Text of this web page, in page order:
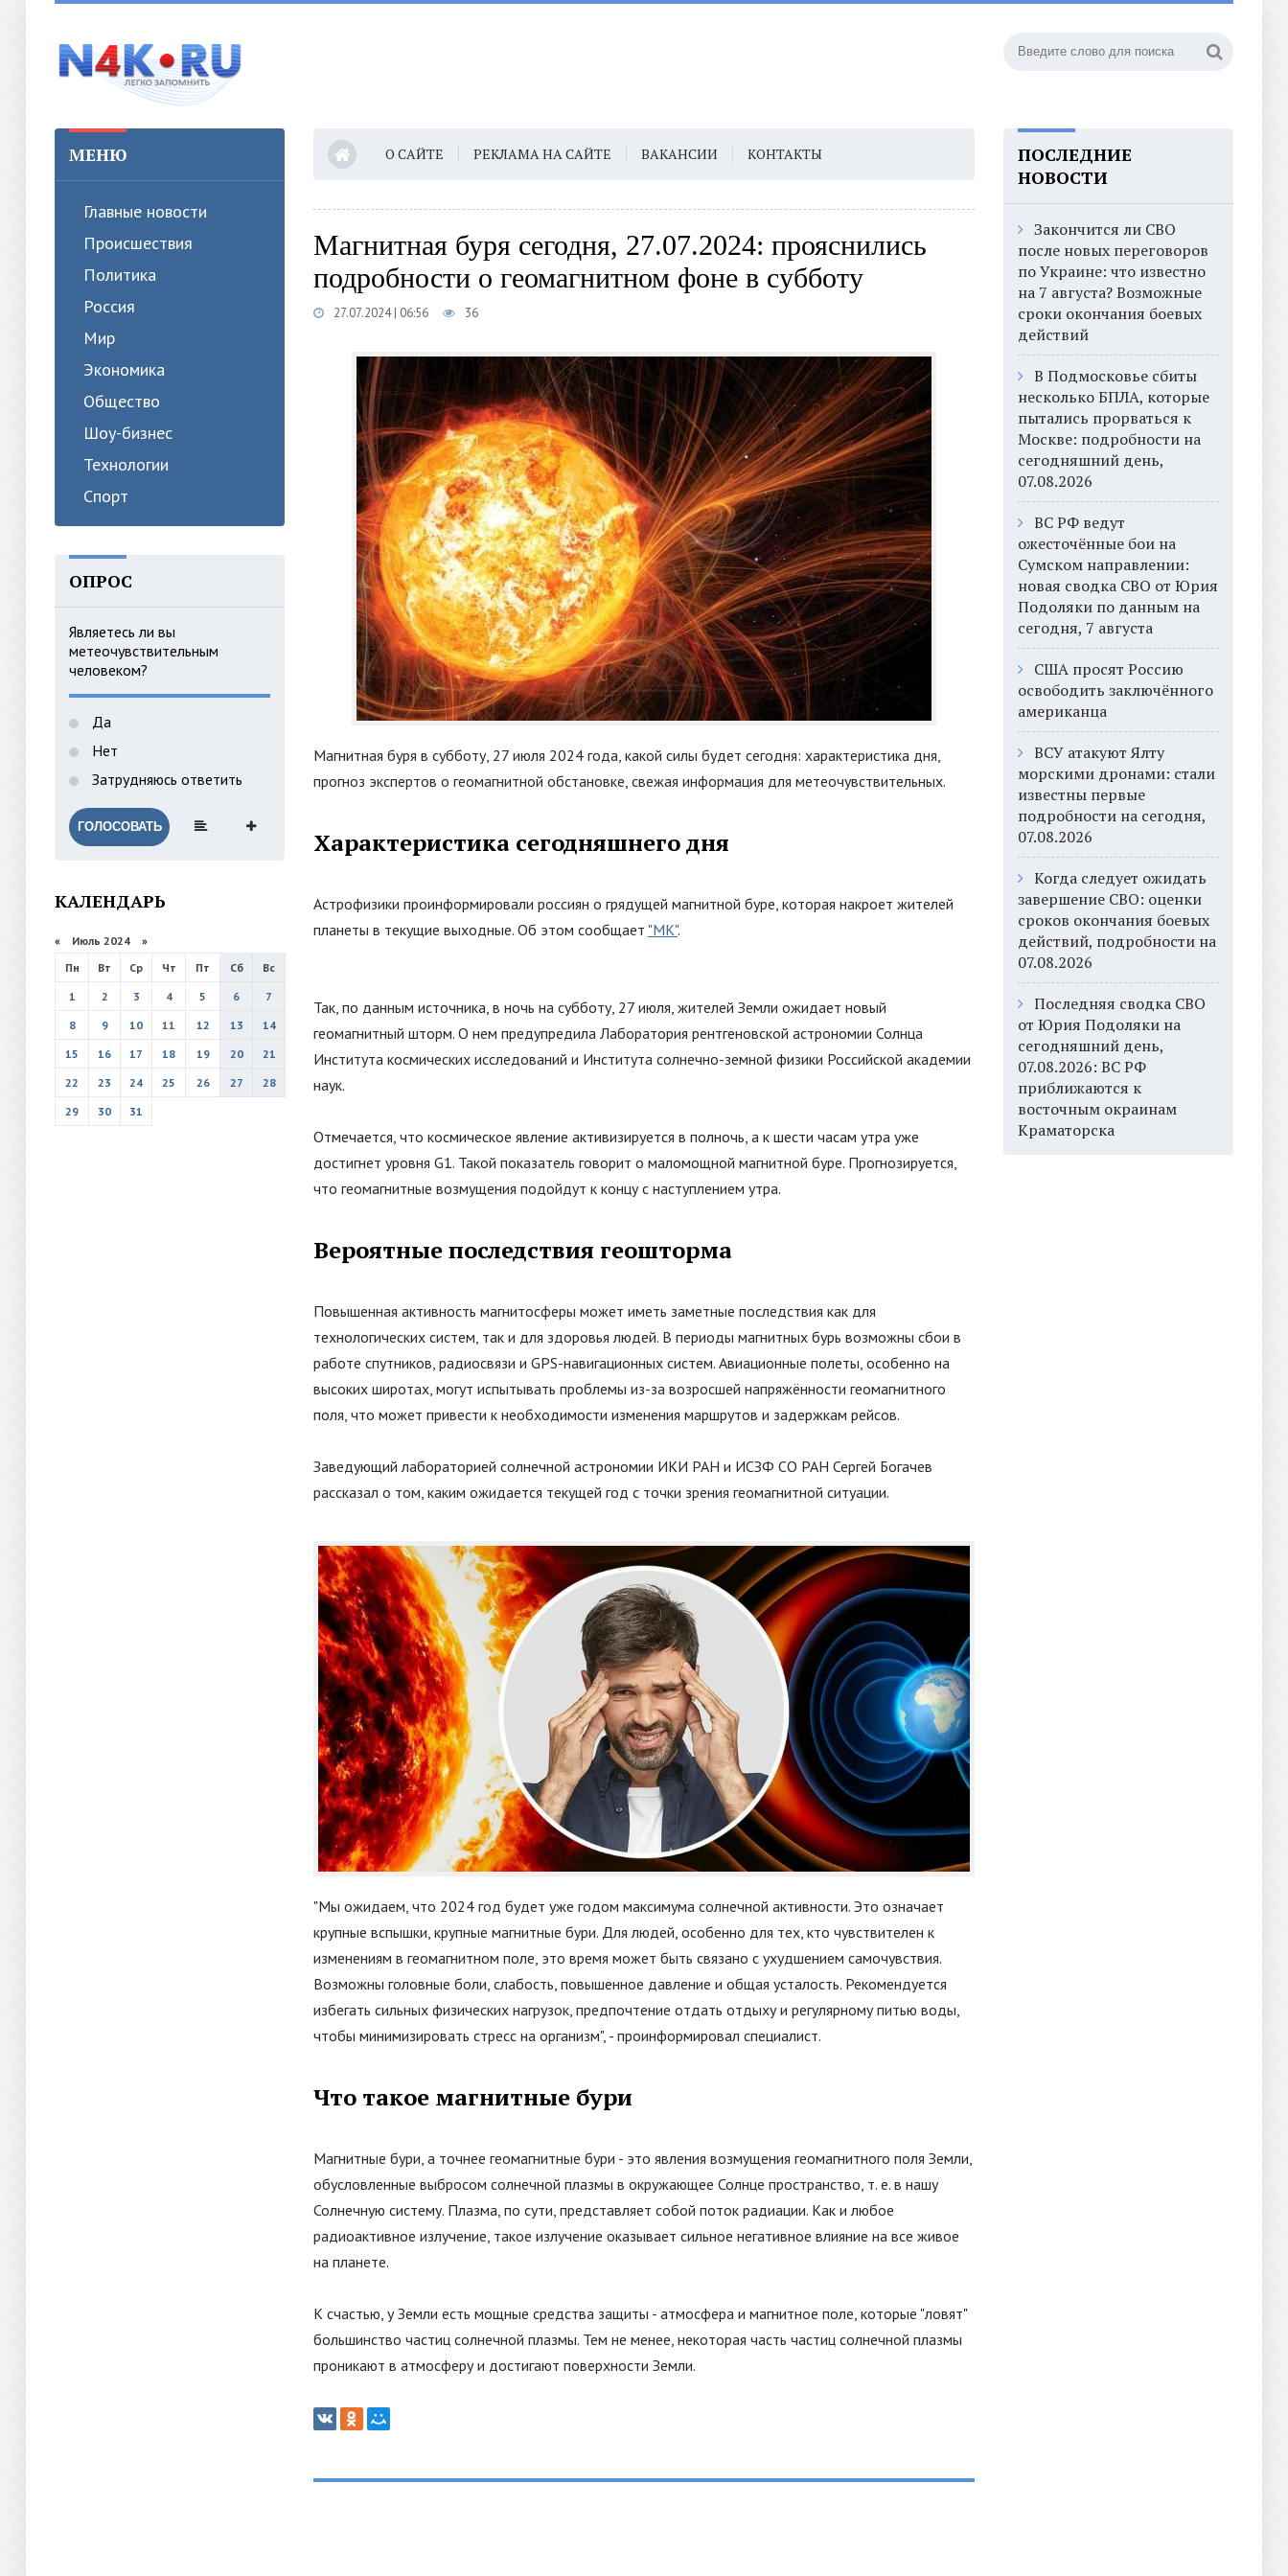
МЕНЮ
Главные новости
Происшествия
Политика
Россия
Мир
Экономика
Общество
Шоу-бизнес
Технологии
Спорт
ОПРОС
Являетесь ли вы
метеочувствительным
человеком?
Да
Нет
Затрудняюсь ответить
ГОЛОСОВАТЬ
КАЛЕНДАРЬ
« Июль 2024 »
Пн
Вт Ср Чт Пт Сб
Вс
1
2 3 4 5 6
7
8
9 10 11 12 13
14
15
16 17 18 19 20
21
22
23 24 25 26 27
28
29
30 31
О САЙТЕ РЕКЛАМА НА САЙТЕ ВАКАНСИИ КОНТАКТЫ
Магнитная буря сегодня, 27.07.2024: прояснились
подробности о геомагнитном фоне в субботу
27.07.2024 | 06:56 36
Магнитная буря в субботу, 27 июля 2024 года, какой силы будет сегодня: характеристика дня,
прогноз экспертов о геомагнитной обстановке, свежая информация для метеочувствительных.
Характеристика сегодняшнего дня
Астрофизики проинформировали россиян о грядущей магнитной буре, которая накроет жителей
планеты в текущие выходные. Об этом сообщает "МК".
Так, по данным источника, в ночь на субботу, 27 июля, жителей Земли ожидает новый
геомагнитный шторм. О нем предупредила Лаборатория рентгеновской астрономии Солнца
Института космических исследований и Института солнечно-земной физики Российской академии
наук.
Отмечается, что космическое явление активизируется в полночь, а к шести часам утра уже
достигнет уровня G1. Такой показатель говорит о маломощной магнитной буре. Прогнозируется,
что геомагнитные возмущения подойдут к концу с наступлением утра.
Вероятные последствия геошторма
Повышенная активность магнитосферы может иметь заметные последствия как для
технологических систем, так и для здоровья людей. В периоды магнитных бурь возможны сбои в
работе спутников, радиосвязи и GPS-навигационных систем. Авиационные полеты, особенно на
высоких широтах, могут испытывать проблемы из-за возросшей напряжённости геомагнитного
поля, что может привести к необходимости изменения маршрутов и задержкам рейсов.
Заведующий лабораторией солнечной астрономии ИКИ РАН и ИСЗФ СО РАН Сергей Богачев
рассказал о том, каким ожидается текущей год с точки зрения геомагнитной ситуации.
"Мы ожидаем, что 2024 год будет уже годом максимума солнечной активности. Это означает
крупные вспышки, крупные магнитные бури. Для людей, особенно для тех, кто чувствителен к
изменениям в геомагнитном поле, это время может быть связано с ухудшением самочувствия.
Возможны головные боли, слабость, повышенное давление и общая усталость. Рекомендуется
избегать сильных физических нагрузок, предпочтение отдать отдыху и регулярному питью воды,
чтобы минимизировать стресс на организм", - проинформировал специалист.
Что такое магнитные бури
Магнитные бури, а точнее геомагнитные бури - это явления возмущения геомагнитного поля Земли,
обусловленные выбросом солнечной плазмы в окружающее Солнце пространство, т. е. в нашу
Солнечную систему. Плазма, по сути, представляет собой поток радиации. Как и любое
радиоактивное излучение, такое излучение оказывает сильное негативное влияние на все живое
на планете.
К счастью, у Земли есть мощные средства защиты - атмосфера и магнитное поле, которые "ловят"
большинство частиц солнечной плазмы. Тем не менее, некоторая часть частиц солнечной плазмы
проникают в атмосферу и достигают поверхности Земли.
ПОСЛЕДНИЕ
НОВОСТИ
Закончится ли СВО
после новых переговоров
по Украине: что известно
на 7 августа? Возможные
сроки окончания боевых
действий
В Подмосковье сбиты
несколько БПЛА, которые
пытались прорваться к
Москве: подробности на
сегодняшний день,
07.08.2026
ВС РФ ведут
ожесточённые бои на
Сумском направлении:
новая сводка СВО от Юрия
Подоляки по данным на
сегодня, 7 августа
США просят Россию
освободить заключённого
американца
ВСУ атакуют Ялту
морскими дронами: стали
известны первые
подробности на сегодня,
07.08.2026
Когда следует ожидать
завершение СВО: оценки
сроков окончания боевых
действий, подробности на
07.08.2026
Последняя сводка СВО
от Юрия Подоляки на
сегодняшний день,
07.08.2026: ВС РФ
приближаются к
восточным окраинам
Краматорска